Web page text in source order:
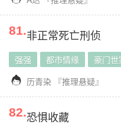
81.非正常死亡刑侦
强强 都市情缘 豪门世
 历青染 『推理悬疑』
82.恐惧收藏